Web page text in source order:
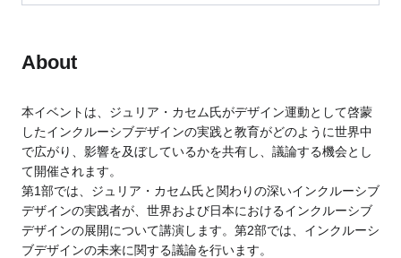
About
本イベントは、ジュリア・カセム氏がデザイン運動として啓蒙
したインクルーシブデザインの実践と教育がどのように世界中
で広がり、影響を及ぼしているかを共有し、議論する機会とし
て開催されます。
第1部では、ジュリア・カセム氏と関わりの深いインクルーシブ
デザインの実践者が、世界および日本におけるインクルーシブ
デザインの展開について講演します。第2部では、インクルーシ
ブデザインの未来に関する議論を行います。